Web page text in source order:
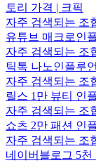
토리 가격 | 크픽
자주 검색되는 조
유튜브 매크로인
자주 검색되는 조
틱톡 나노인플루
자주 검색되는 조
릴스 1만 뷰티 인
자주 검색되는 조
쇼츠 2만 패션 인
자주 검색되는 조
네이버블로그 5천